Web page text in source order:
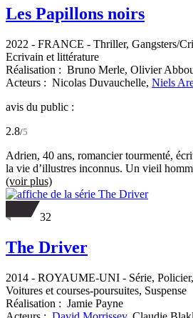
Les Papillons noirs
2022 - FRANCE - Thriller, Gangsters/
Ecrivain et littérature
Réalisation : Bruno Merle, Olivier
Acteurs : Nicolas Duvauchelle, Niels
avis du public :
2.8/5
Adrien, 40 ans, romancier tourmenté,
la vie d’illustres inconnus. Un vieil
(voir plus)
32
The Driver
2014 - ROYAUME-UNI - Série,
Voitures et courses-poursuites, Suspense
Réalisation : Jamie Payne